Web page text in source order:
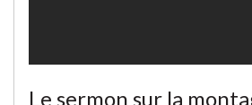
Le sermon sur la